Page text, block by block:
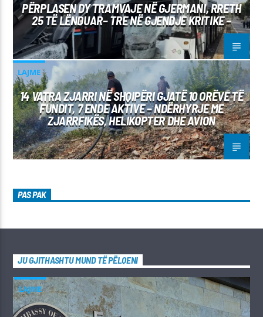
PËRPLASEN DY TRAMVAJE NË GJERMANI, RRETH
25 TË LËNDUAR– TRE NË GJENDJE KRITIKE –
LAJME
14 VATRA ZJARRI NË SHQIPËRI GJATË 10 ORËVE TË
FUNDIT, 7 ENDE AKTIVE – NDËRHYRJE ME
ZJARRFIKËS, HELIKOPTER DHE AVION
PAS PAK
JU GJITHASHTU MUND TË PËLQENI
LAJME